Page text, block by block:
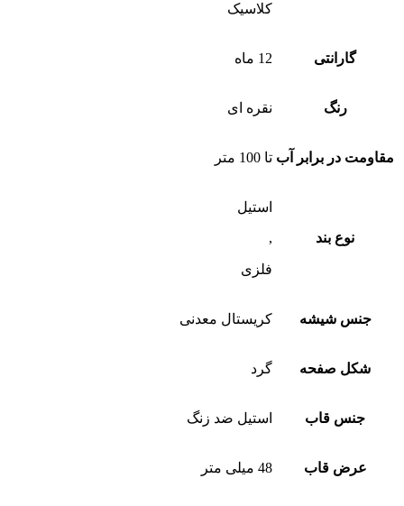
کلاسیک
گارانتی 12 ماه
رنگ نقره ای
مقاومت در برابر آب تا 100 متر
نوع بند
استیل
,
فلزی
جنس شیشه کریستال معدنی
شکل صفحه گرد
جنس قاب استیل ضد زنگ
عرض قاب 48 میلی متر